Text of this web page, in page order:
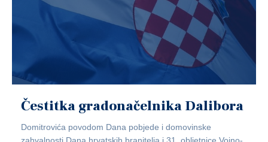
Čestitka gradonačelnika Dalibora
Domitrovića povodom Dana pobjede i domovinske
zahvalnosti,Dana hrvatskih branitelja i 31. obljetnice Vojno-